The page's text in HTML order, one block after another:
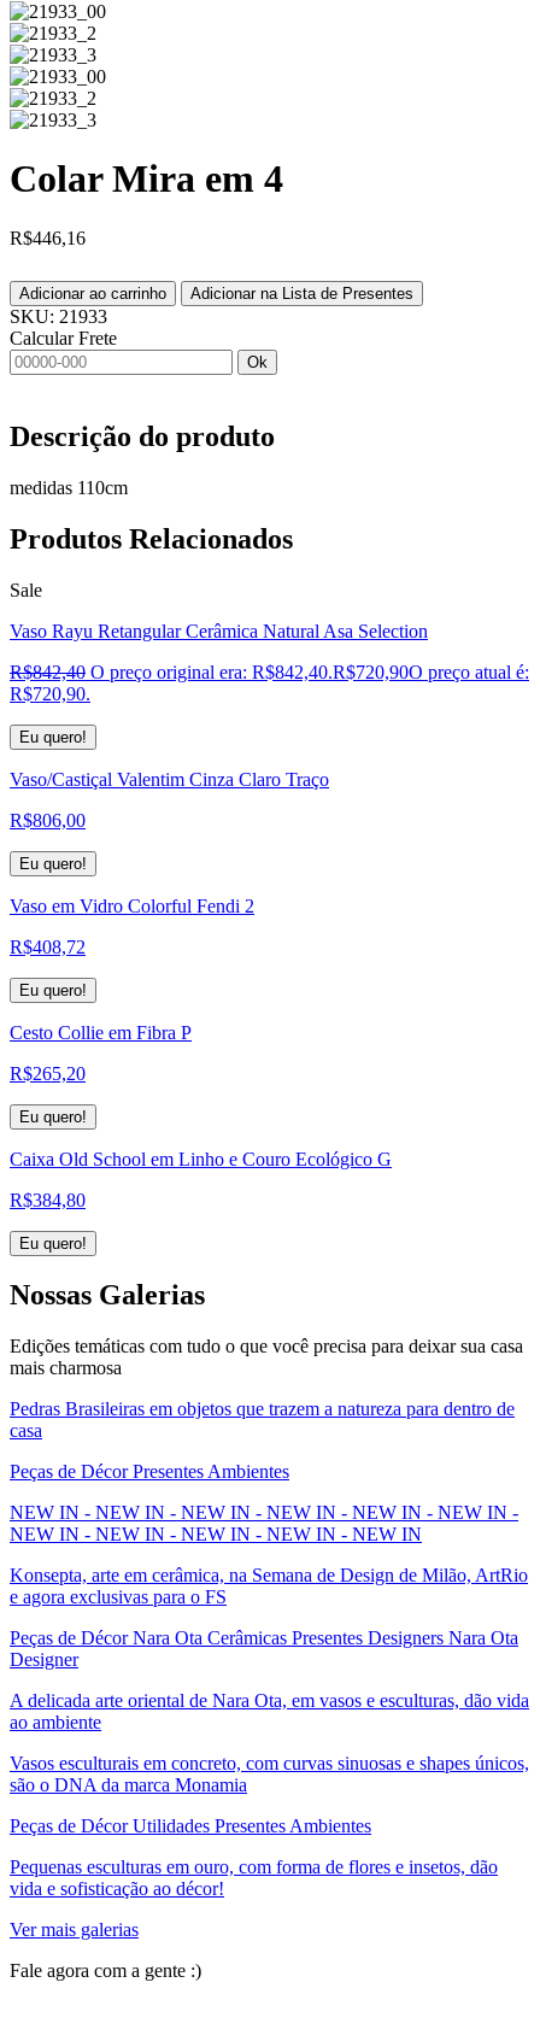
Colar Mira em 4
R$446,16
Adicionar ao carrinho Adicionar na Lista de Presentes
SKU: 21933
Calcular Frete
Ok
Descrição do produto
medidas 110cm
Produtos Relacionados
Sale
Vaso Rayu Retangular Cerâmica Natural Asa Selection
R$842,40 O preço original era: R$842,40.R$720,90O preço atual é:
R$720,90.
Eu quero!
Vaso/Castiçal Valentim Cinza Claro Traço
R$806,00
Eu quero!
Vaso em Vidro Colorful Fendi 2
R$408,72
Eu quero!
Cesto Collie em Fibra P
R$265,20
Eu quero!
Caixa Old School em Linho e Couro Ecológico G
R$384,80
Eu quero!
Nossas Galerias
Edições temáticas com tudo o que você precisa para deixar sua casa
mais charmosa
Pedras Brasileiras em objetos que trazem a natureza para dentro de
casa
Peças de Décor Presentes Ambientes
NEW IN - NEW IN - NEW IN - NEW IN - NEW IN - NEW IN -
NEW IN - NEW IN - NEW IN - NEW IN - NEW IN
Konsepta, arte em cerâmica, na Semana de Design de Milão, ArtRio
e agora exclusivas para o FS
Peças de Décor Nara Ota Cerâmicas Presentes Designers Nara Ota
Designer
A delicada arte oriental de Nara Ota, em vasos e esculturas, dão vida
ao ambiente
Vasos esculturais em concreto, com curvas sinuosas e shapes únicos,
são o DNA da marca Monamia
Peças de Décor Utilidades Presentes Ambientes
Pequenas esculturas em ouro, com forma de flores e insetos, dão
vida e sofisticação ao décor!
Ver mais galerias
Fale agora com a gente :)